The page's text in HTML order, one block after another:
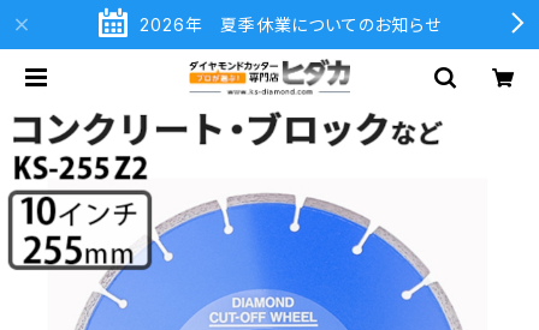
2026年 夏季休業についてのお知らせ